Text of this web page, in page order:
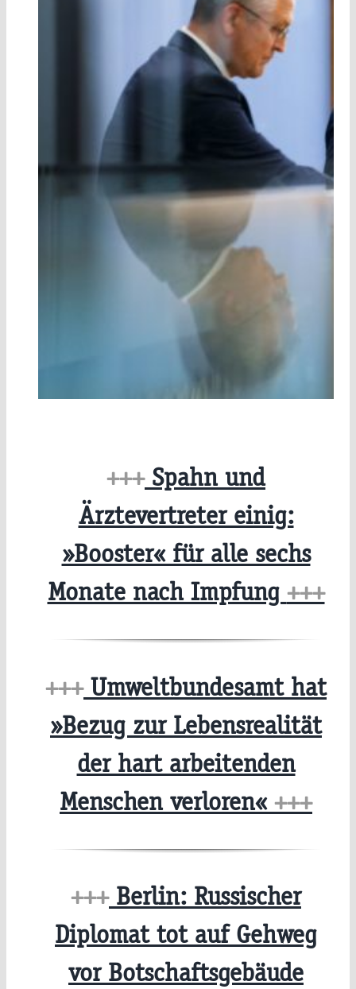
+++Spahn und
Ärztevertreter einig:
»Booster« für alle sechs
Monate nach Impfung +++
+++Umweltbundesamt hat
»Bezug zur Lebensrealität
der hart arbeitenden
Menschen verloren« +++
+++Berlin: Russischer
Diplomat tot auf Gehweg
vor Botschaftsgebäude